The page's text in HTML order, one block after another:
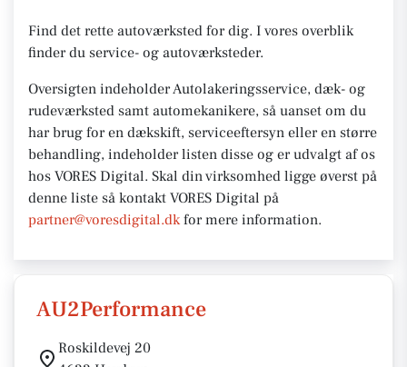
Find det rette autoværksted for dig. I vores overblik
finder du service- og autoværksteder.
Oversigten indeholder Autolakeringsservice, dæk- og
rudeværksted samt automekanikere, så uanset om du
har brug for en dækskift, serviceeftersyn eller en større
behandling, indeholder listen disse og er udvalgt af os
hos VORES Digital. Skal din virksomhed ligge øverst på
denne liste så kontakt VORES Digital på
partner@voresdigital.dk for mere information.
AU2Performance
Roskildevej 20